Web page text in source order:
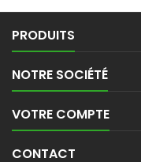
PRODUITS
NOTRE SOCIÉTÉ
VOTRE COMPTE
CONTACT